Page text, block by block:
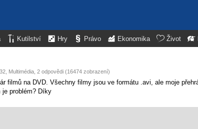
Kutilství Hry Právo Ekonomika Život
Multimédia , 2 odpovědi (16474 zobrazení)
filmů na DVD. Všechny filmy jsou ve formátu .avi, ale moje
problém? Díky